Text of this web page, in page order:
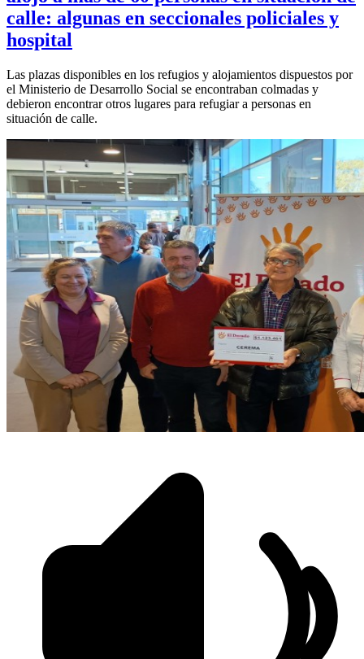
calle: algunas en seccionales policiales y
hospital
Las plazas disponibles en los refugios y alojamientos dispuestos por
el Ministerio de Desarrollo Social se encontraban colmadas y
debieron encontrar otros lugares para refugiar a personas en
situación de calle.